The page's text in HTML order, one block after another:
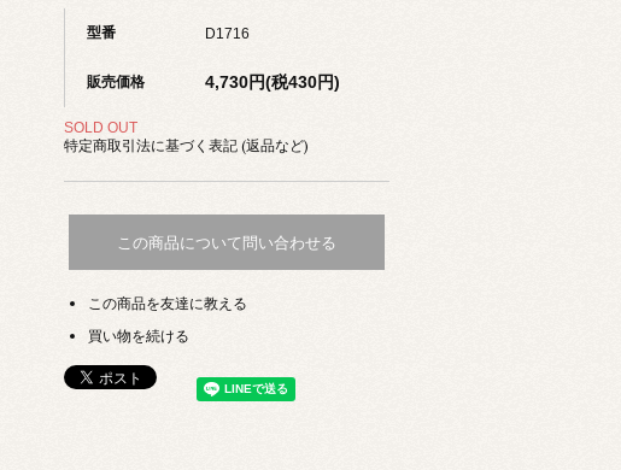
型番 D1716
販売価格 4,730円(税430円)
SOLD OUT
特定商取引法に基づく表記 (返品など)
この商品について問い合わせる
この商品を友達に教える
買い物を続ける